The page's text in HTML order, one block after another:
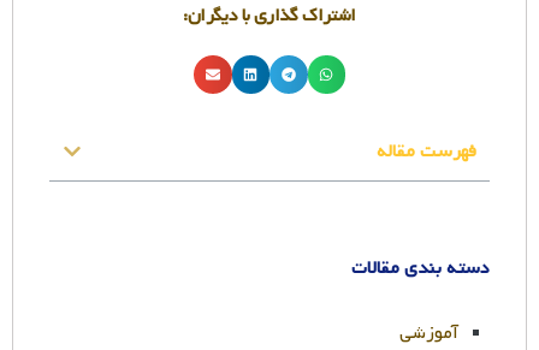
اشتراک گذاری با دیگران:
فهرست مقاله
دسته بندی مقالات
آموزشی